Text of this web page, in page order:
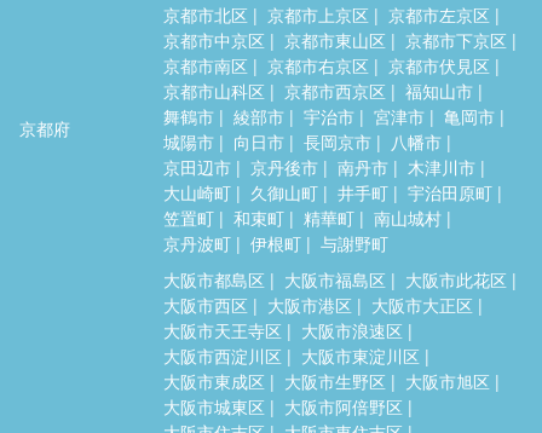
京都府
京都市北区 京都市上京区
京都市左京区
京都市中京区
京都市東山区
京都市下京区
京都市南区
京都市右京区
京都市伏見区
京都市山科区
京都市西京区
福知山市
舞鶴市
綾部市 宇治市 宮津市
亀岡市
城陽市
向日市 長岡京市
八幡市
京田辺市
京丹後市 南丹市
木津川市
大山崎町
久御山町 井手町
宇治田原町
笠置町
和束町 精華町
南山城村
京丹波町
伊根町 与謝野町
大阪市都島区 大阪市福島区
大阪市此花区
大阪市西区
大阪市港区
大阪市大正区
大阪市天王寺区
大阪市浪速区
大阪市西淀川区
大阪市東淀川区
大阪市東成区
大阪市生野区
大阪市旭区
大阪市城東区
大阪市阿倍野区